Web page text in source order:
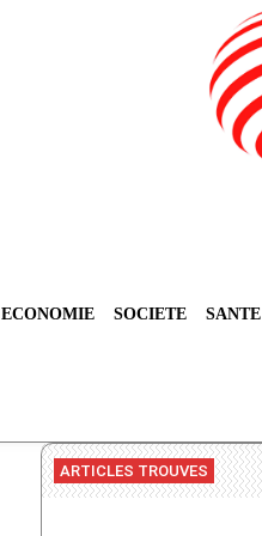
ECONOMIE SOCIETE SANTE
ARTICLES TROUVES